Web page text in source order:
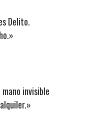
Delito.
invisible